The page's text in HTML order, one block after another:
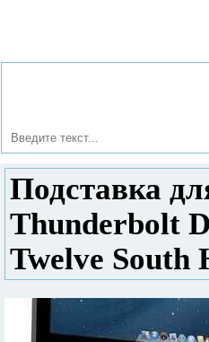
Подставка
Thunderbolt
Twelve South